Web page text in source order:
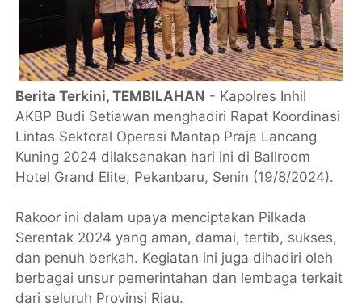
Berita Terkini, TEMBILAHAN - Kapolres Inhil
AKBP Budi Setiawan menghadiri Rapat Koordinasi
Lintas Sektoral Operasi Mantap Praja Lancang
Kuning 2024 dilaksanakan hari ini di Ballroom
Hotel Grand Elite, Pekanbaru, Senin (19/8/2024).
Rakoor ini dalam upaya menciptakan Pilkada
Serentak 2024 yang aman, damai, tertib, sukses,
dan penuh berkah. Kegiatan ini juga dihadiri oleh
berbagai unsur pemerintahan dan lembaga terkait
dari seluruh Provinsi Riau.